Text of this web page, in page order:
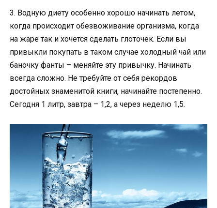
3. Водную диету особенно хорошо начинать летом,
когда происходит обезвоживание организма, когда
на жаре так и хочется сделать глоточек. Если вы
привыкли покупать в таком случае холодный чай или
баночку фанты – меняйте эту привычку. Начинать
всегда сложно. Не требуйте от себя рекордов
достойных знаменитой книги, начинайте постепенно.
Сегодня 1 литр, завтра – 1,2, а через неделю 1,5.